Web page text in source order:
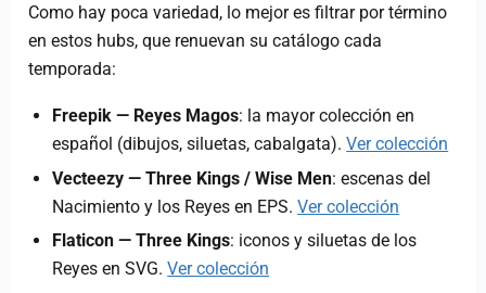
Como hay poca variedad, lo mejor es filtrar por término
en estos hubs, que renuevan su catálogo cada
temporada:
Freepik — Reyes Magos: la mayor colección en
español (dibujos, siluetas, cabalgata).Ver colección
Vecteezy — Three Kings / Wise Men: escenas del
Nacimiento y los Reyes en EPS.Ver colección
Flaticon — Three Kings: iconos y siluetas de los
Reyes en SVG.Ver colección